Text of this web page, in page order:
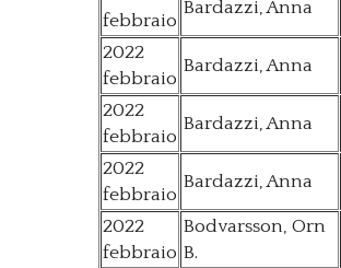
febbraio
Bardazzi, Anna
2022
febbraio
Bardazzi, Anna
2022
febbraio
Bardazzi, Anna
2022
febbraio
Bardazzi, Anna
2022
febbraio
Bodvarsson, Orn
B.